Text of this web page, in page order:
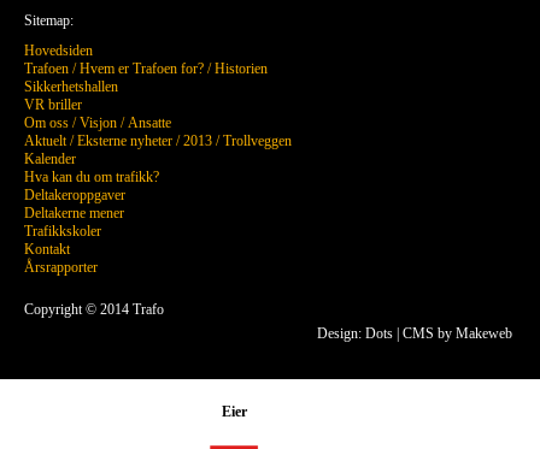
Design: Dots CMS by Makeweb
Sitemap:
Hovedsiden
Trafoen /Hvem er Trafoen for? /Historien
Sikkerhetshallen
VR briller
Om oss /Visjon /Ansatte
Aktuelt/Eksterne nyheter /2013 /Trollveggen
Kalender
Hva kan du om trafikk?
Deltakeroppgaver
Deltakerne mener
Trafikkskoler
Kontakt
Årsrapporter
Copyright © 2014 Trafo
Eier